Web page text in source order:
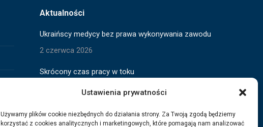
Ustawienia prywatności
Używamy plików cookie niezbędnych do działania strony. Za Twoją zgodą będziemy
korzystać z cookies analitycznych i marketingowych, które pomagają nam analizować
Aktualności
Ukraińscy medycy bez prawa wykonywania zawodu
2 czerwca 2026
Skrócony czas pracy w toku
2 czerwca 2026
Wygaszanie pomocy dla Ukraińców